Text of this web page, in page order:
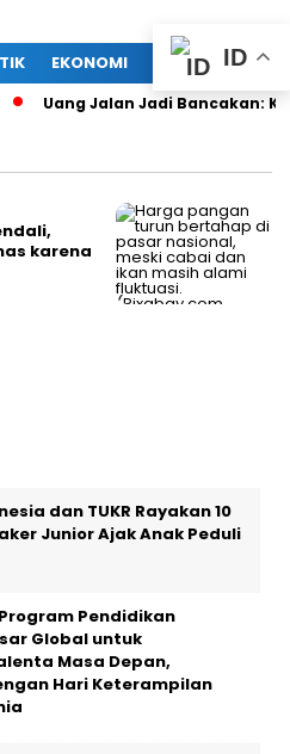
EKONOMI MEGAPOLITAN
Uang Jalan Jadi Bancakan:
karena
dan TUKR Rayakan 10
Junior Ajak Anak Peduli
Pendidikan
Global untuk
Masa Depan,
Hari Keterampilan
ID